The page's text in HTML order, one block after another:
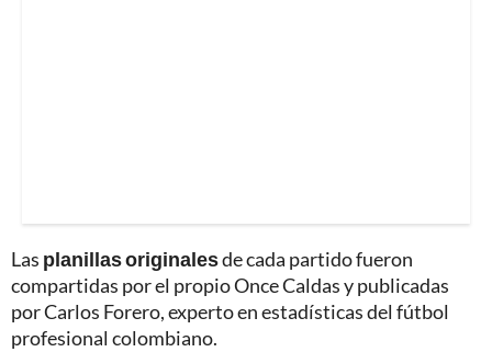
Las planillas originalesde cada partido fueron
compartidas por el propio Once Caldas y publicadas
por Carlos Forero, experto en estadísticas del fútbol
profesional colombiano.